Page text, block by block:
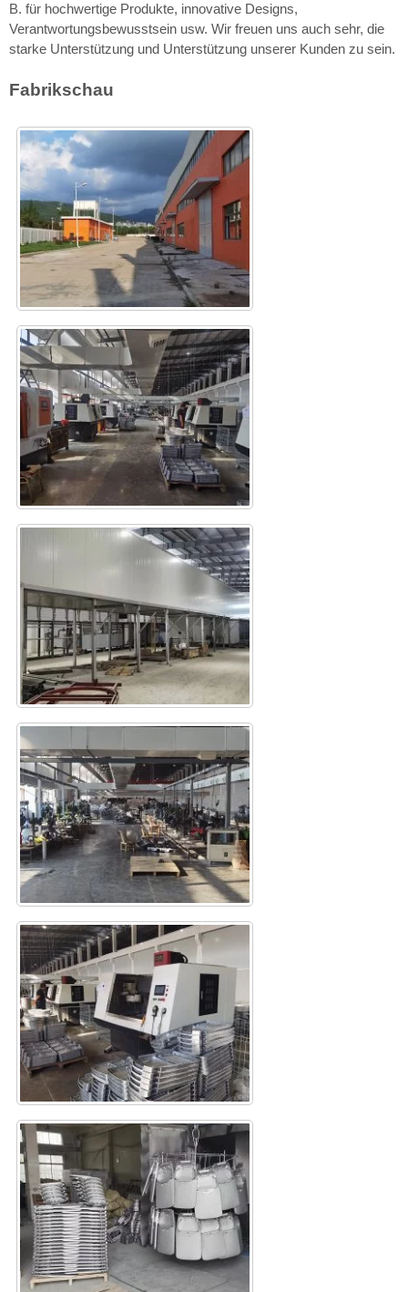
B. für hochwertige Produkte, innovative Designs,
Verantwortungsbewusstsein usw. Wir freuen uns auch sehr, die
starke Unterstützung und Unterstützung unserer Kunden zu sein.
Fabrikschau